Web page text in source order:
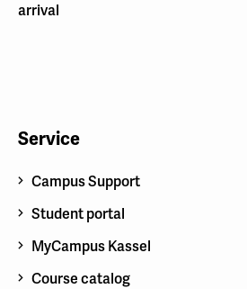
arrival
Service
Campus Support
Student portal
MyCampus Kassel
Course catalog